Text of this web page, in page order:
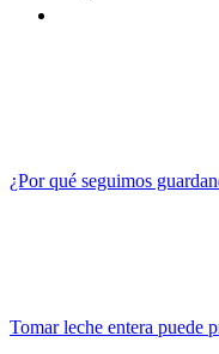
¿Por qué seguimos
Tomar leche entera puede